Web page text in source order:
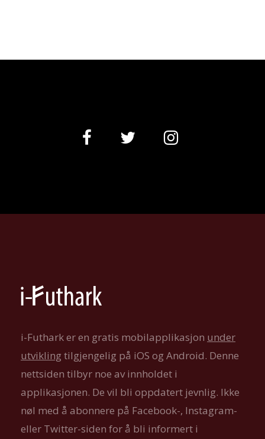
i-Futhark er en gratis mobilapplikasjon under
utviklingtilgjengelig på iOS og Android. Denne
nettsiden tilbyr noe av innholdet i
applikasjonen. De vil bli oppdatert jevnlig. Ikke
nøl med å abonnere på Facebook-, Instagram-
eller Twitter-siden for å bli informert i